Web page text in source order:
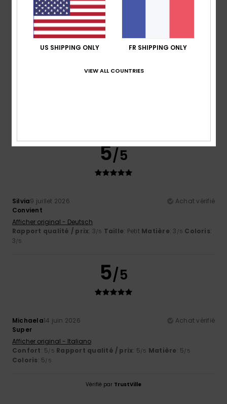
Confort
5.0
Taille
Matière
5/5
Silvia9 juillet 2026
Achat vérifié
Convient
Afficher original - Deutsch
Rapport qualité / prix: 3/5 Taille: Petit Matière: 3 /5 Coloris:
3/5
5/5
Michaela14 juin 2026
Achat vérifié
Super
Afficher original - Italiano
Confort: 5/5 Rapport qualité / prix: 5/5 Matière: 5/5
Coloris: 5/5
Vérifié par TrustVille
US SHIPPING ONLY FR SHIPPING ONLY
VIEW ALL COUNTRIES